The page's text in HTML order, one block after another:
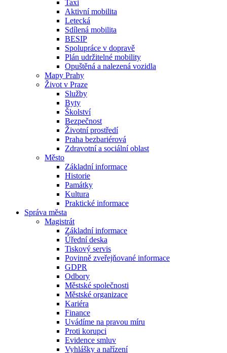
Taxi
Aktivní mobilita
Letecká
Sdílená mobilita
BESIP
Spolupráce v dopravě
Plán udržitelné mobility
Opuštěná a nalezená vozidla
Mapy Prahy
Život v Praze
Služby
Byty
Školství
Bezpečnost
Životní prostředí
Praha bezbariérová
Zdravotní a sociální oblast
Město
Základní informace
Historie
Památky
Kultura
Praktické informace
Správa města
Magistrát
Základní informace
Úřední deska
Tiskový servis
Povinně zveřejňované informace
GDPR
Odbory
Městské společnosti
Městské organizace
Kariéra
Finance
Uvádíme na pravou míru
Proti korupci
Evidence smluv
Vyhlášky a nařízení